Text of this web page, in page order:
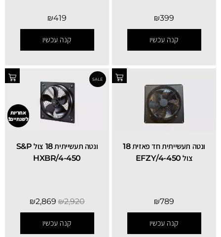
₪399
קנה עכשיו
₪419
קנה עכשיו
ונטה תעשייתית חד פאזית 18
צול EFZY/4-450
₪789
קנה עכשיו
ונטה תעשייתית 18 צול S&P
HXBR/4-450
₪2,920
₪2,869
קנה עכשיו
אחריות
לשנתיים!